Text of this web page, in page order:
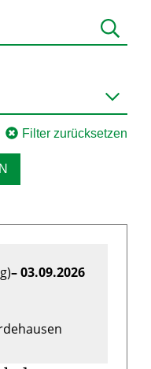
Filter zurücksetzen
– 03.09.2026